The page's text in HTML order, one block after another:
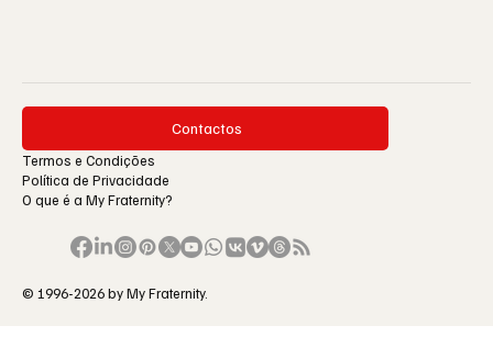
Contactos
Termos e Condições
Política de Privacidade
O que é a My Fraternity?
© 1996-2026 by My Fraternity.